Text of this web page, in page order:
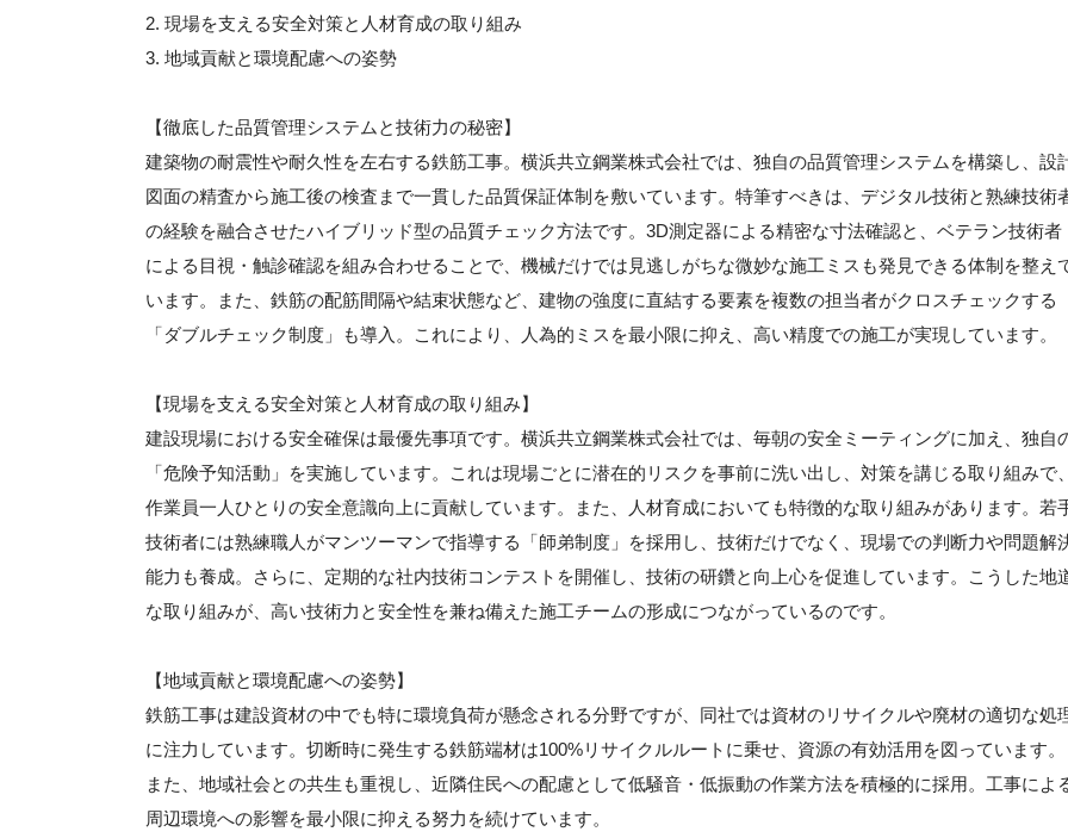
2. 現場を支える安全対策と人材育成の取り組み
3. 地域貢献と環境配慮への姿勢
【徹底した品質管理システムと技術力の秘密】
建築物の耐震性や耐久性を左右する鉄筋工事。横浜共立鋼業株式会社では、独自の品質管理システムを構築し、設
図面の精査から施工後の検査まで一貫した品質保証体制を敷いています。特筆すべきは、デジタル技術と熟練技術
の経験を融合させたハイブリッド型の品質チェック方法です。3D測定器による精密な寸法確認と、ベテラン技術者
による目視・触診確認を組み合わせることで、機械だけでは見逃しがちな微妙な施工ミスも発見できる体制を整え
います。また、鉄筋の配筋間隔や結束状態など、建物の強度に直結する要素を複数の担当者がクロスチェックする
「ダブルチェック制度」も導入。これにより、人為的ミスを最小限に抑え、高い精度での施工が実現しています。
【現場を支える安全対策と人材育成の取り組み】
建設現場における安全確保は最優先事項です。横浜共立鋼業株式会社では、毎朝の安全ミーティングに加え、独自
「危険予知活動」を実施しています。これは現場ごとに潜在的リスクを事前に洗い出し、対策を講じる取り組みで、
作業員一人ひとりの安全意識向上に貢献しています。また、人材育成においても特徴的な取り組みがあります。若
技術者には熟練職人がマンツーマンで指導する「師弟制度」を採用し、技術だけでなく、現場での判断力や問題解
能力も養成。さらに、定期的な社内技術コンテストを開催し、技術の研鑽と向上心を促進しています。こうした地
な取り組みが、高い技術力と安全性を兼ね備えた施工チームの形成につながっているのです。
【地域貢献と環境配慮への姿勢】
鉄筋工事は建設資材の中でも特に環境負荷が懸念される分野ですが、同社では資材のリサイクルや廃材の適切な処
に注力しています。切断時に発生する鉄筋端材は100%リサイクルルートに乗せ、資源の有効活用を図っています。
また、地域社会との共生も重視し、近隣住民への配慮として低騒音・低振動の作業方法を積極的に採用。工事によ
周辺環境への影響を最小限に抑える努力を続けています。